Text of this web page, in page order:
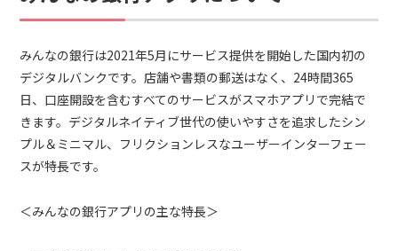
みんなの銀行は2021年5月にサービス提供を開始した国内初の
デジタルバンクです。店舗や書類の郵送はなく、24時間365
日、口座開設を含むすべてのサービスがスマホアプリで完結で
きます。デジタルネイティブ世代の使いやすさを追求したシン
プル＆ミニマル、フリクションレスなユーザーインターフェー
スが特長です。
＜みんなの銀行アプリの主な特長＞